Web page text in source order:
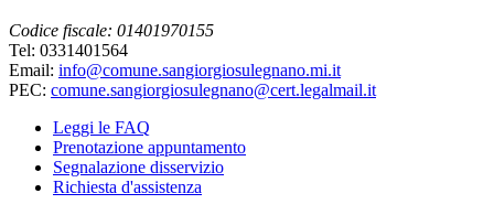
Codice fiscale: 01401970155
Tel: 0331401564
Email: info@comune.sangiorgiosulegnano.mi.it
PEC: comune.sangiorgiosulegnano@cert.legalmail.it
Leggi le FAQ
Prenotazione appuntamento
Segnalazione disservizio
Richiesta d'assistenza